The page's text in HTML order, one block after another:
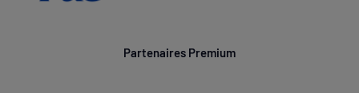
Partenaires Premium